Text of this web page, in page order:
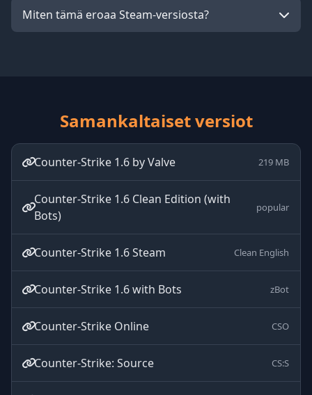
Miten tämä eroaa Steam-versiosta?
Samankaltaiset versiot
Counter-Strike 1.6 by Valve 219 MB
Counter-Strike 1.6 Clean Edition (with
Bots)
popular
Counter-Strike 1.6 Steam Clean English
Counter-Strike 1.6 with Bots zBot
Counter-Strike Online CSO
Counter-Strike: Source CS:S